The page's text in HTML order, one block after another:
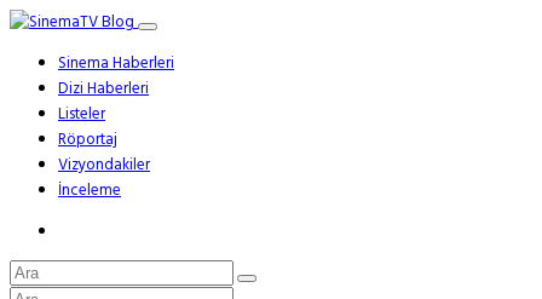
Sinema Haberleri
Dizi Haberleri
Listeler
Röportaj
Vizyondakiler
İnceleme